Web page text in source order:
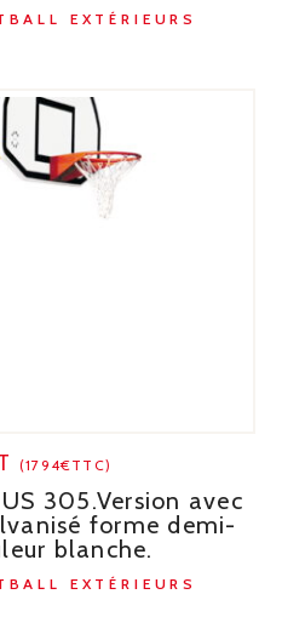
EXTÉRIEURS
(1794€TTC)
305.Version avec
forme demi-
blanche.
EXTÉRIEURS